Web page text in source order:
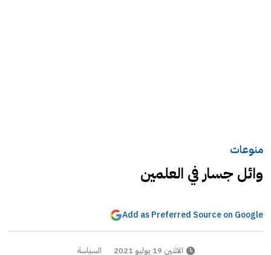
منوعات
وائل جسار في العلمين
Add as Preferred Source on Google
الاثنين 19 يوليو 2021 السياسة